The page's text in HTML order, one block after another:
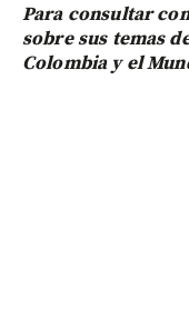
Para consultar
sobre sus temas
Colombia y el